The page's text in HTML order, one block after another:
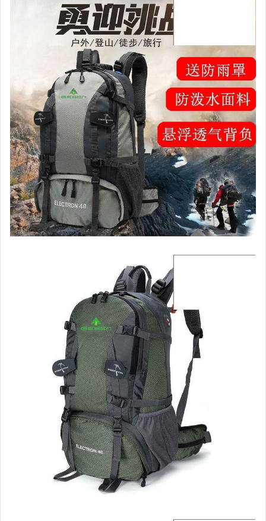
運動、戶外與休閒
汽機車精品百貨
居家、家具與園藝
玩具、模型與公仔
男性精品與服飾
女裝與服飾配件
偶像、球員卡與郵幣
手錶與飾品配件
女包精品與女鞋